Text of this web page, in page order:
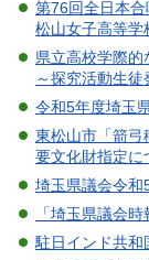
第76回全日本
松山女子高等学
県立高校学際的
～探究活動生
令和5年度埼玉
東松山市「箭弓
要文化財指定に
埼玉県議会令和
「埼玉県議会
駐日インド共和